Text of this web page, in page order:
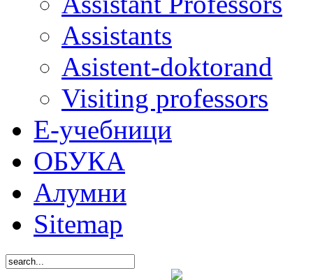
Assistants
Asistent-doktorand
Visiting professors
Е-учебници
ОБУКА
Алумни
Sitemap